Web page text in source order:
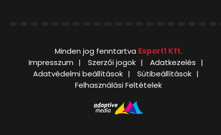
Minden jog fenntartva Esport1 Kft.
Impresszum
Szerzői jogok
Adatkezelés
Adatvédelmi beállítások
Sütibeállítások
Felhasználási Feltételek